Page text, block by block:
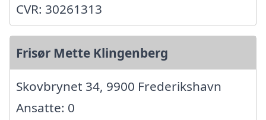
CVR: 30261313
Frisør Mette Klingenberg
Skovbrynet 34, 9900 Frederikshavn
Ansatte: 0